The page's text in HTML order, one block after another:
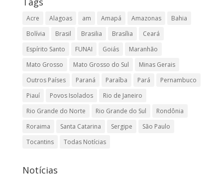
Acre Alagoas am Amapá Amazonas
Bahia
Bolívia
Brasil Brasilia Brasília
Ceará
Espírito Santo
FUNAI Goiás
Maranhão
Mato Grosso
Mato Grosso do Sul
Minas Gerais
Outros Países
Paraná Paraíba Pará
Pernambuco
Piauí
Povos Isolados
Rio de Janeiro
Rio Grande do Norte
Rio Grande do Sul
Rondônia
Roraima
Santa Catarina Sergipe
São Paulo
Tocantins
Todas Notícias
Notícias